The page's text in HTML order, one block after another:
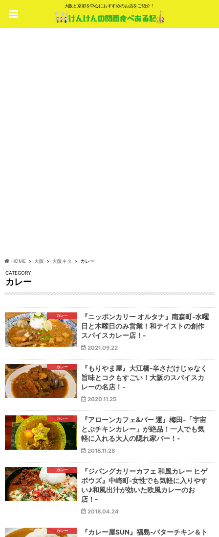
大阪と京都を中心におすすめのお店をご紹介！
HOME 大阪 大阪キタ
カレー
CATEGORY
カレー
カレー
『ニッポンカリー オルタナ』南森町-水曜
日と木曜日のみ営業！和テイストの創作
スパイスカレー店！-
2021.09.22
カレー
『もりやま屋』大江橋-辛さだけじゃなく
旨味とコクもすごい！大阪のスパイスカ
レーの名店！-
2020.11.25
カレー
『アローンカフェ&バー 運』梅田-「宇宙
とぶチキンカレー」が絶品！一人でも気
軽に入れる大人の隠れ家バー！-
2018.11.28
カレー
『ジパングカリーカフェ 和風カレー ヒゲ
ボウズ』中崎町-女性でも気軽に入りやす
い♪和風出汁が効いた欧風カレーのお
店！-
2018.04.24
カレー
『カレー屋SUN』福島-バターチキン＆ト